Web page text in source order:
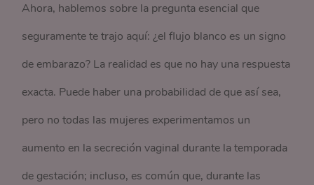
Ahora, hablemos sobre la pregunta esencial que
seguramente te trajo aquí: ¿el flujo blanco es un signo
de embarazo? La realidad es que no hay una respuesta
exacta. Puede haber una probabilidad de que así sea,
pero no todas las mujeres experimentamos un
aumento en la secreción vaginal durante la temporada
de gestación; incluso, es común que, durante las